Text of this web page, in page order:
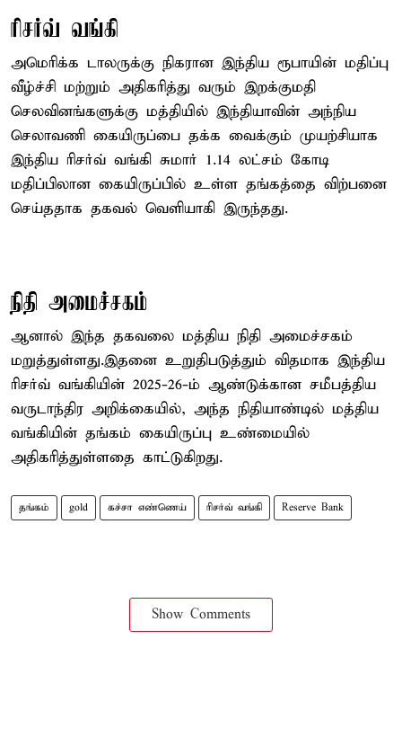
ரிசர்வ் வங்கி
அமெரிக்க டாலருக்கு நிகரான இந்திய ரூபாயின் மதிப்பு
வீழ்ச்சி மற்றும் அதிகரித்து வரும் இறக்குமதி
செலவினங்களுக்கு மத்தியில் இந்தியாவின் அந்நிய
செலாவணி கையிருப்பை தக்க வைக்கும் முயற்சியாக
இந்திய ரிசர்வ் வங்கி சுமார் 1.14 லட்சம் கோடி
மதிப்பிலான கையிருப்பில் உள்ள தங்கத்தை விற்பனை
செய்ததாக தகவல் வெளியாகி இருந்தது.
நிதி அமைச்சகம்
ஆனால் இந்த தகவலை மத்திய நிதி அமைச்சகம்
மறுத்துள்ளது.இதனை உறுதிபடுத்தும் விதமாக இந்திய
ரிசர்வ் வங்கியின் 2025-26-ம் ஆண்டுக்கான சமீபத்திய
வருடாந்திர அறிக்கையில், அந்த நிதியாண்டில் மத்திய
வங்கியின் தங்கம் கையிருப்பு உண்மையில்
அதிகரித்துள்ளதை காட்டுகிறது.
தங்கம் gold கச்சா எண்ணெய் ரிசர்வ் வங்கி Reserve Bank
Show Comments